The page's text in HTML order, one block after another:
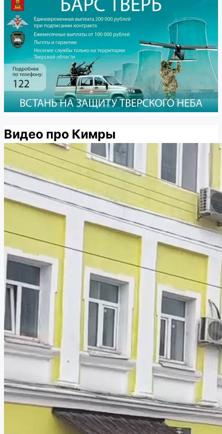
Видео про Кимры